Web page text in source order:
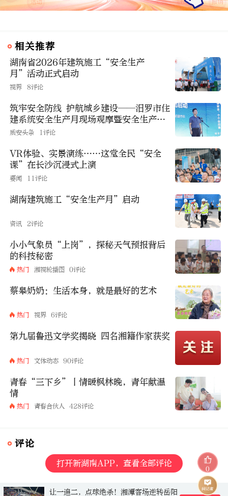
相关推荐
湖南省2026年建筑施工“安全生产
月”活动正式启动
视界 8评论
筑牢安全防线 护航城乡建设——汨罗市住
建系统安全生产月现场观摩暨安全生产大
讲堂活动举行
质安头条 1评论
VR体验、实景演练……这堂全民“安全
课”在长沙沉浸式上演
要闻 11评论
湖南建筑施工“安全生产月”启动
资讯 2评论
小小气象员“上岗”，探秘天气预报背后
的科技秘密
热门 湘视轮播图 0评论
蔡皋奶奶：生活本身，就是最好的艺术
热门 视界 6评论
第九届鲁迅文学奖揭晓 四名湘籍作家获奖
热门 文体动态 90评论
青春“三下乡”丨情暖枫林晚，青年献温
情
热门 青春合伙人 428评论
评论
打开新湖南APP，查看全部评论
让一追二，点球绝杀！湘潭客场逆转岳阳
0